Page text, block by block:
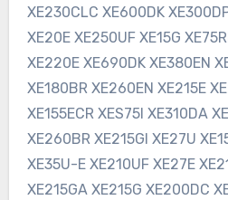
XE230CLC XE600DK
XE20E XE250UF XE15G
XE220E XE690DK XE380EN
XE180BR XE260EN XE215E
XE155ECR XES75I XE310DA
XE260BR XE215GI XE27U
XE35U-E XE210UF XE27E
XE215GA XE215G XE200DC